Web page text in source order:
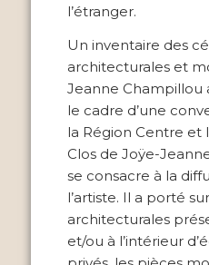
l’étranger.
Un inventaire des
architecturales et
Jeanne Champillou
le cadre d’une
la Région Centre et
Clos de Joÿe-
se consacre à la
l’artiste. Il a porté
architecturales
et/ou à l’intérieur